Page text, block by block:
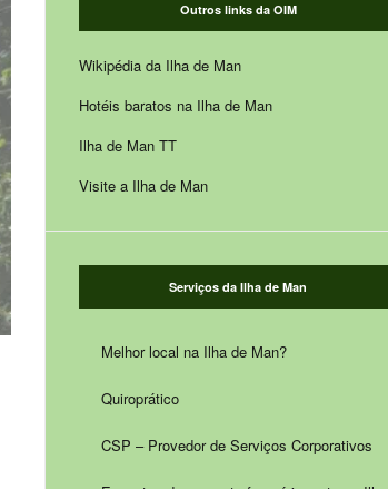
Outros links da OIM
Wikipédia da Ilha de Man
Hotéis baratos na Ilha de Man
Ilha de Man TT
Visite a Ilha de Man
Serviços da Ilha de Man
Melhor local na Ilha de Man?
Quiroprático
CSP – Provedor de Serviços Corporativos